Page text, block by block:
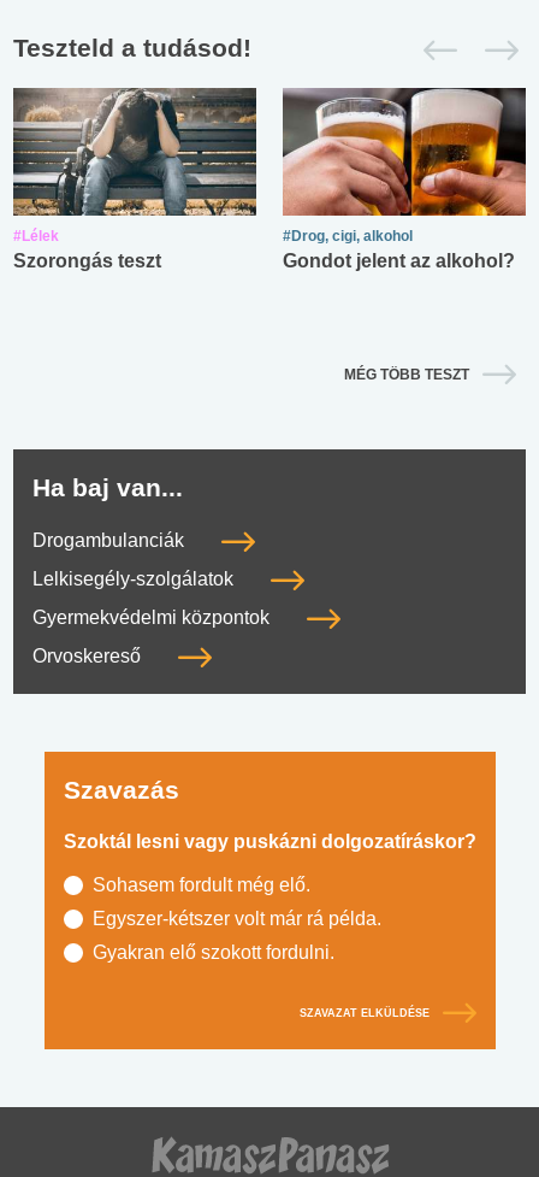
Teszteld a tudásod!
#Lélek
Szorongás teszt
#Drog, cigi, alkohol
Gondot jelent az alkohol?
MÉG TÖBB TESZT
Ha baj van...
Drogambulanciák
Lelkisegély-szolgálatok
Gyermekvédelmi központok
Orvoskereső
Szavazás
Szoktál lesni vagy puskázni dolgozatíráskor?
Sohasem fordult még elő.
Egyszer-kétszer volt már rá példa.
Gyakran elő szokott fordulni.
SZAVAZAT ELKÜLDÉSE